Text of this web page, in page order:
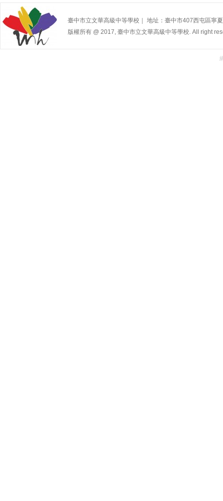
臺中市立文華高級中等學校｜ 地址：臺中市407西屯區
版權所有 @ 2017, 臺中市立文華高級中等學校. All right